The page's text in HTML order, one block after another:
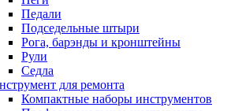
Педали
Подседельные штыри
Рога, барэнды и кронштейны
Рули
Седла
для ремонта
Компактные наборы инструментов